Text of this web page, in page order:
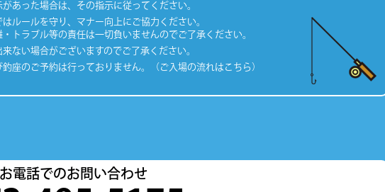
あった場合は、その指示に従ってください。
ルールを守り、マナー向上にご協力ください。
トラブル等の責任は一切負いませんのでご了承ください。
ない場合がございますのでご了承ください。
座のご予約は行っておりません。（ご入場の流れはこちら）
お電話でのお問い合わせ